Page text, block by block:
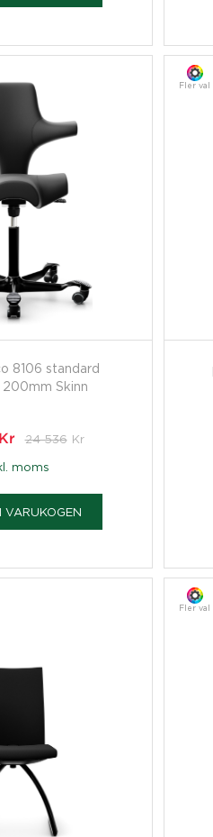
8106 standard
200mm Skinn
Kr 24 536 Kr
moms
VARUKOGEN
Fler val
Fler val